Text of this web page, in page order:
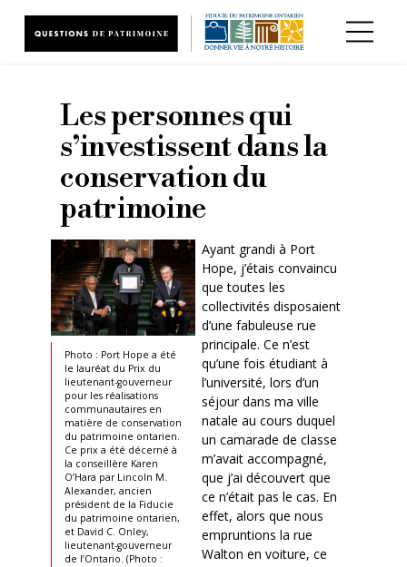
Les personnes qui
s’investissent dans la
conservation du
patrimoine
Photo : Port Hope a été
le lauréat du Prix du
lieutenant-gouverneur
pour les réalisations
communautaires en
matière de conservation
du patrimoine ontarien.
Ce prix a été décerné à
la conseillère Karen
O’Hara par Lincoln M.
Alexander, ancien
président de la Fiducie
du patrimoine ontarien,
et David C. Onley,
lieutenant-gouverneur
de l’Ontario. (Photo :
Ayant grandi à Port
Hope, j’étais convaincu
que toutes les
collectivités disposaient
d’une fabuleuse rue
principale. Ce n’est
qu’une fois étudiant à
l’université, lors d’un
séjour dans ma ville
natale au cours duquel
un camarade de classe
m’avait accompagné,
que j’ai découvert que
ce n’était pas le cas. En
effet, alors que nous
empruntions la rue
Walton en voiture, ce